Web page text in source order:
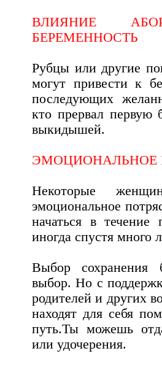
ВЛИЯНИЕ
БЕРЕМЕННОСТЬ
Рубцы или другие
могут привести к
последующих
кто прервал первую
выкидышей.
ЭМОЦИОНАЛЬНОЕ
Некоторые
эмоциональное
начаться в
иногда спустя много
Выбор сохранения
выбор. Но с
родителей и других
находят для себя
путь.Ты можешь
или удочерения.